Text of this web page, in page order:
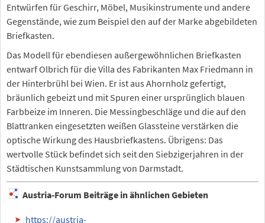
Entwürfen für Geschirr, Möbel, Musikinstrumente und andere
Gegenstände, wie zum Beispiel den auf der Marke abgebildeten
Briefkasten.
Das Modell für ebendiesen außergewöhnlichen Briefkasten
entwarf Olbrich für die Villa des Fabrikanten Max Friedmann in
der Hinterbrühl bei Wien. Er ist aus Ahornholz gefertigt,
bräunlich gebeizt und mit Spuren einer ursprünglich blauen
Farbbeize im Inneren. Die Messingbeschläge und die auf den
Blattranken eingesetzten weißen Glassteine verstärken die
optische Wirkung des Hausbriefkastens. Übrigens: Das
wertvolle Stück befindet sich seit den Siebzigerjahren in der
Städtischen Kunstsammlung von Darmstadt.
Austria-Forum Beiträge in ähnlichen Gebieten
https://austria-